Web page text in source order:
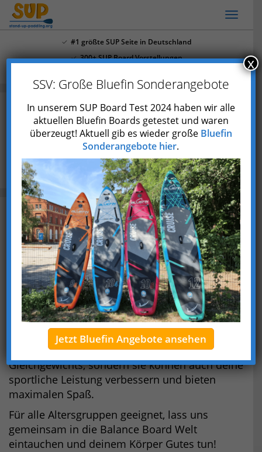
Skip
content
#1 größte SUP Seite in Deutschland
300+ SUP Board Vorstellungen
25 Balance Board Übungen für alle
Körperpartien
Blog
25 Balance Board Übungen für alle Körperpartien
(mit PDF)
Zuletzt aktualisiert am 21. September 2023
Bist du bereit, deinen gesamten Körper auf
effektivste Weise zu trainieren?
Entdecke 25 Balance Board Übungen für alle
Körperpartien!
Balance Boardssind nicht nur ideale
Trainingsgeräte zum Lernen und Halten des
Gleichgewichts, sondern sie können auch deine
sportliche Leistung verbessern und bieten
maximalen Spaß.
Für alle Altersgruppen geeignet, lass uns
gemeinsam in die Balance Board Welt
eintauchen und deinem Körper Gutes tun!
SSV: Große Bluefin Sonderangebote
In unserem SUP Board Test 2024 haben wir alle
aktuellen Bluefin Boards getestet und waren
überzeugt! Aktuell gib es wieder große Bluefin
Sonderangebote hier.
Jetzt Bluefin Angebote ansehen
x